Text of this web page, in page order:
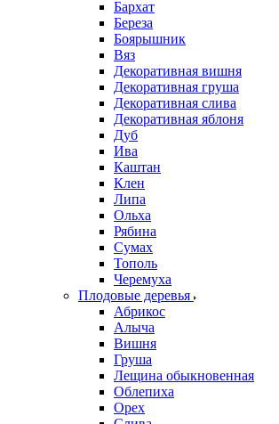
Бархат
Береза
Боярышник
Вяз
Декоративная вишня
Декоративная груша
Декоративная слива
Декоративная яблоня
Дуб
Ива
Каштан
Клен
Липа
Ольха
Рябина
Сумах
Тополь
Черемуха
Плодовые деревья
Абрикос
Алыча
Вишня
Груша
Лещина обыкновенная
Облепиха
Орех